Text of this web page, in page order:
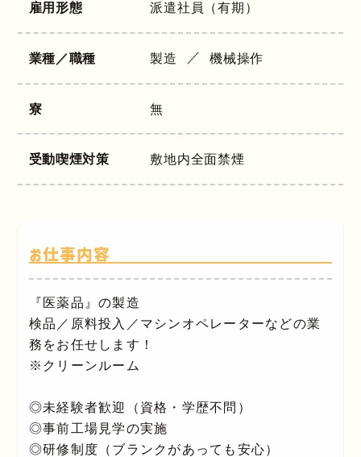
雇用形態 派遣社員（有期）
業種／職種 製造 機械操作
寮 無
受動喫煙対策 敷地内全面禁煙
お仕事内容
『医薬品』の製造
検品／原料投入／マシンオペレーターなどの業
務をお任せします！
※クリーンルーム
◎未経験者歓迎（資格・学歴不問）
◎事前工場見学の実施
◎研修制度（ブランクがあっても安心）